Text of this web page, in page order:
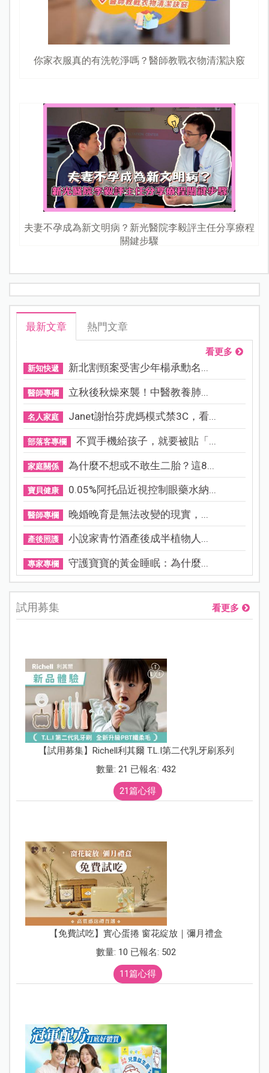
你家衣服真的有洗乾淨嗎？醫師教戰衣物清潔訣竅
夫妻不孕成為新文明病？新光醫院李毅評主任分享療程
關鍵步驟
最新文章 熱門文章
看更多
新知快遞 新北割頸案受害少年楊承勳名...
醫師專欄 立秋後秋燥來襲！中醫教養肺...
名人家庭 Janet謝怡芬虎媽模式禁3C，看...
部落客專欄 不買手機給孩子，就要被貼「...
家庭關係 為什麼不想或不敢生二胎？這8...
寶貝健康 0.05%阿托品近視控制眼藥水納...
醫師專欄 晚婚晚育是無法改變的現實，...
產後照護 小說家青竹酒產後成半植物人...
專家專欄 守護寶寶的黃金睡眠：為什麼...
試用募集 看更多
【試用募集】Richell利其爾 T.L.I第二代乳牙刷系列
數量: 21 已報名: 432
21篇心得
【免費試吃】實心蛋捲 窗花綻放｜彌月禮盒
數量: 10 已報名: 502
11篇心得